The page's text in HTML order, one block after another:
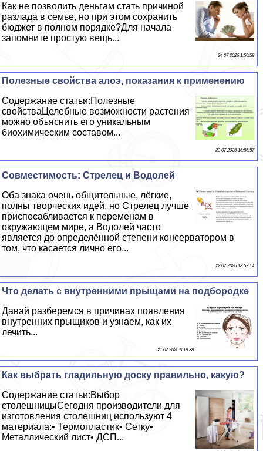
Как не позволить деньгам стать причиной
разлада в семье, но при этом сохранить
бюджет в полном порядке?Для начала
запомните простую вещь...
24 07 2026 1:50:59
Полезные свойства алоэ, показания к применению
Содержание статьи:Полезные
свойстваЦелебные возможности растения
можно объяснить его уникальным
биохимическим составом...
23 07 2026 16:56:57
Совместимость: Стрелец и Водолей
Оба знака очень общительные, лёгкие,
полны творческих идей, но Стрелец лучше
приспосабливается к переменам в
окружающем мире, а Водолей часто
является до определённой степени консерватором в
том, что касается лично его...
22 07 2026 13:52:14
Что делать с внутренними прыщами на подбородке
Давай разберемся в причинах появления
внутренних прыщиков и узнаем, как их
лечить...
21 07 2026 8:19:38
Как выбрать гладильную доску правильно, какую?
Содержание статьи:Выбор
столешницыСегодня производители для
изготовления столешниц используют 4
материала:• Термопластик• Сетку•
Металлический лист• ДСП...